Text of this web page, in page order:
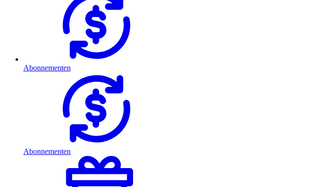
Abonnementen
Abonnementen